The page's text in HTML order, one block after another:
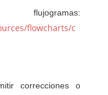
flowcharts/c
correcciones o